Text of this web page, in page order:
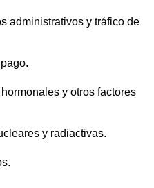
administrativos y tráfico de
y otros factores
y radiactivas.